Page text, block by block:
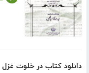
دانلود کتاب در خلوت غزل